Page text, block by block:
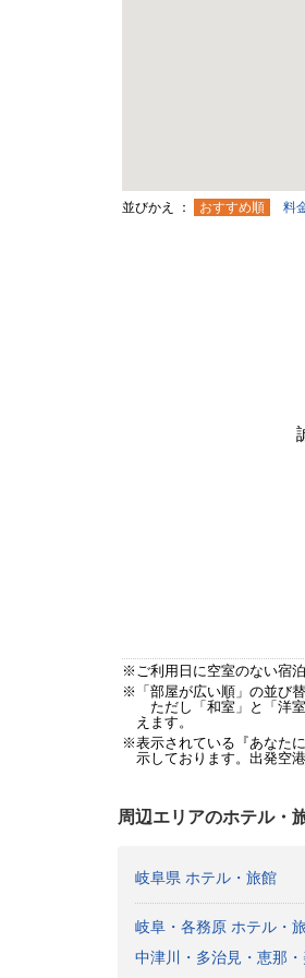
並びかえ ： おすすめ順 料
※ご利用日に空室のない宿
※「部屋が広い順」の並び
ただし「和室」と「洋
えます。
※表示されている『あなた
示しております。出発空
周辺エリアのホテル・
岐阜県 ホテル・旅館
岐阜・各務原 ホテル・
中津川・多治見・恵那